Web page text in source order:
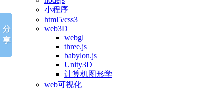
小程序
html5/css3
web3D
webgl
three.js
babylon.js
Unity3D
计算机图形学
web可视化